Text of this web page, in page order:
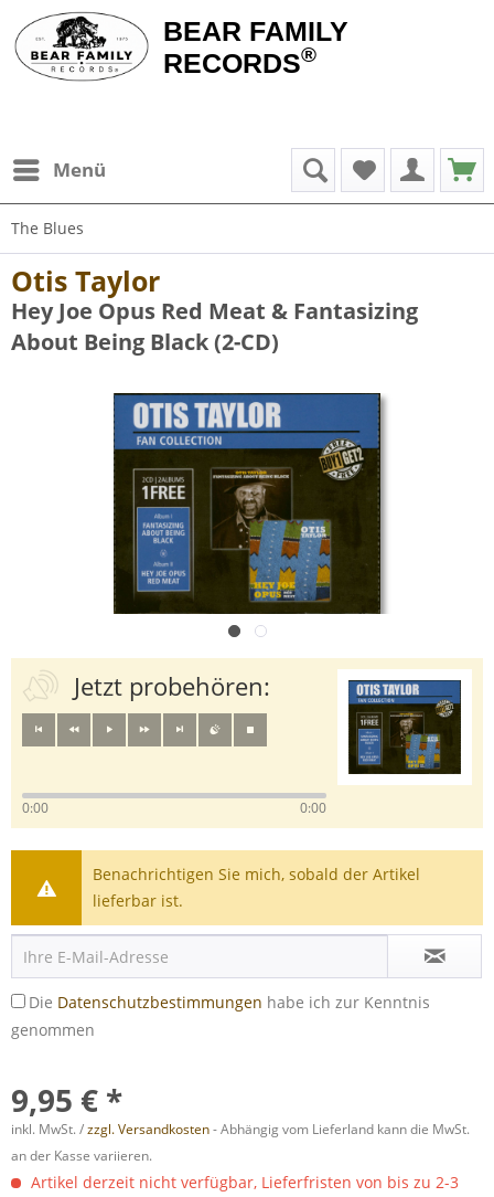
BEAR FAMILY
RECORDS®
Menü
The Blues
Otis Taylor
Hey Joe Opus Red Meat & Fantasizing
About Being Black (2-CD)
Jetzt probehören:
0:00 0:00
Benachrichtigen Sie mich, sobald der Artikel
lieferbar ist.
Die Datenschutzbestimmungen habe ich zur Kenntnis
genommen
9,95 € *
inkl. MwSt. /zzgl. Versandkosten- Abhängig vom Lieferland kann die MwSt.
an der Kasse variieren.
Artikel derzeit nicht verfügbar, Lieferfristen von bis zu 2-3